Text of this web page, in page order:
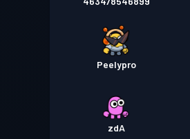
Peelypro
zdA